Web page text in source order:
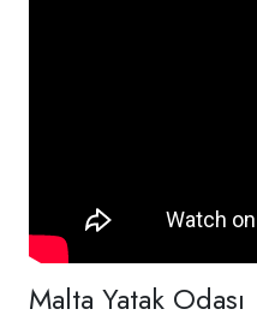
Malta Yatak Odası